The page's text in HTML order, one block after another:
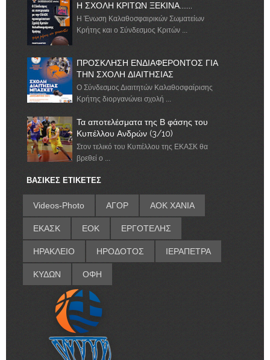
Η ΣΧΟΛΗ ΚΡΙΤΩΝ ΞΕΚΙΝΑ.......
Η Ένωση Καλαθοσφαιρικών Σωματείων
Κρήτης και ο Σύνδεσμος Κριτών ...
ΠΡΟΣΚΛΗΣΗ ΕΝΔΙΑΦΕΡΟΝΤΟΣ ΓΙΑ
ΤΗΝ ΣΧΟΛΗ ΔΙΑΙΤΗΣΙΑΣ
Ο Σύνδεσμος Διαιτητών Καλαθοσφαίρισης
Κρήτης διοργανώνει σχολή ...
Τα αποτελέσματα της Β φάσης του
Κυπέλλου Ανδρών (3/10)
Στον τελικό του Κυπέλλου της ΕΚΑΣΚ θα
βρεθεί ο ...
ΒΑΣΙΚΕΣ ΕΤΙΚΕΤΕΣ
Videos-Photo ΑΓΟΡ ΑΟΚ ΧΑΝΙΑ
ΕΚΑΣΚ ΕΟΚ ΕΡΓΟΤΕΛΗΣ
ΗΡΑΚΛΕΙΟ ΗΡΟΔΟΤΟΣ ΙΕΡΑΠΕΤΡΑ
ΚΥΔΩΝ ΟΦΗ